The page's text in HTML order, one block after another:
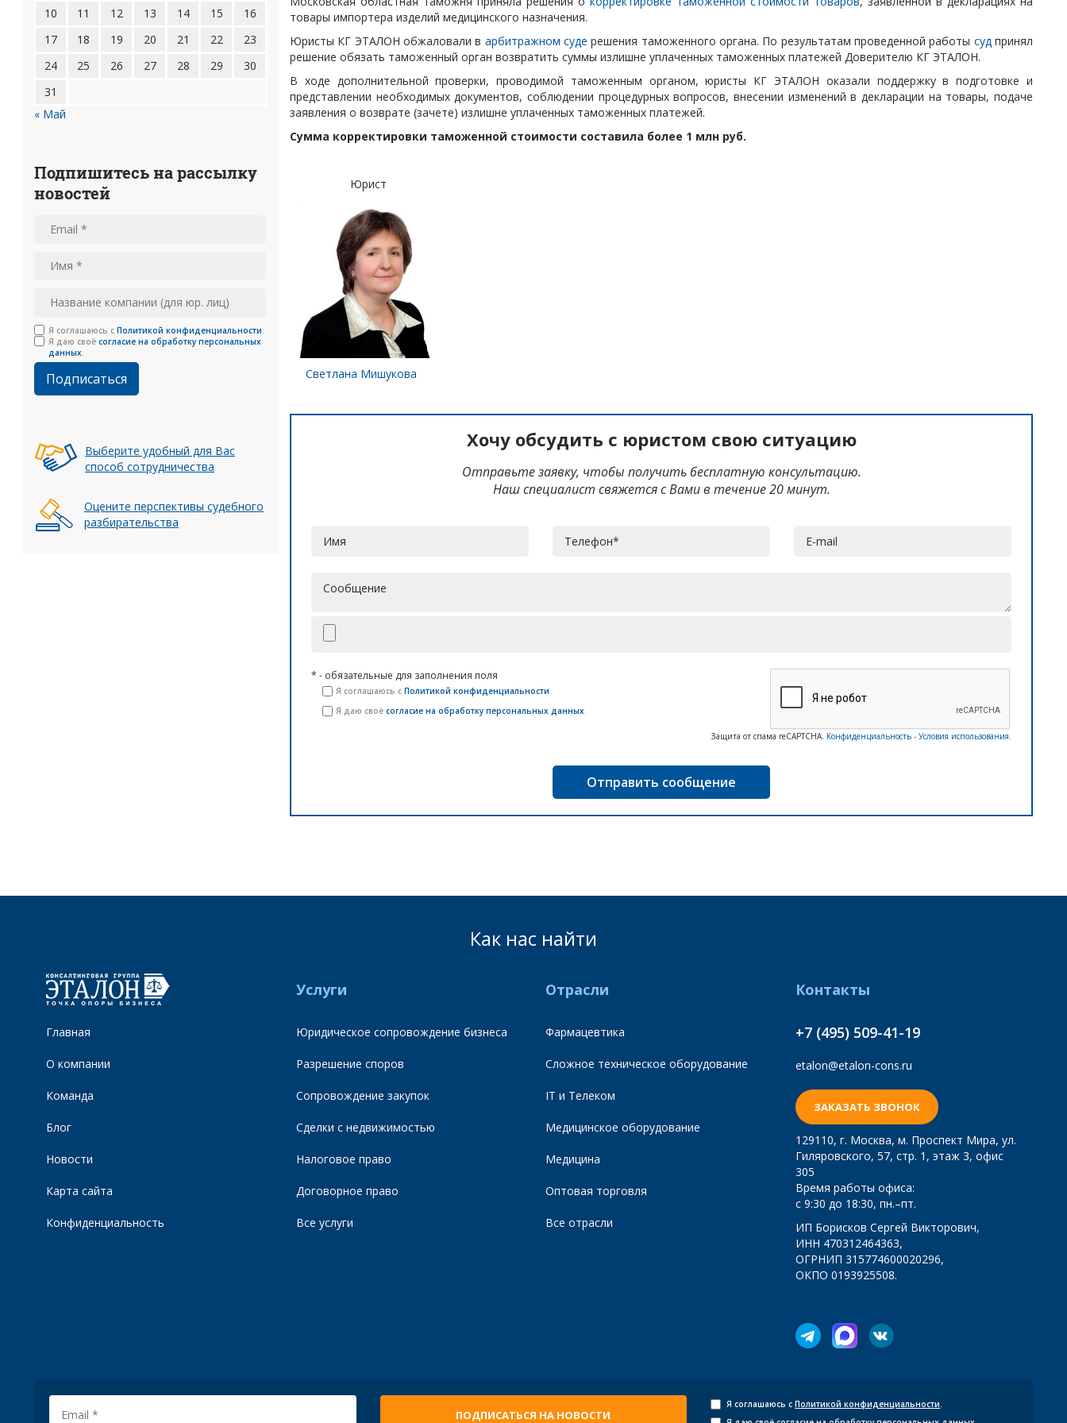
участников
Ликвидация юридического лица
ответственность
« Май
10
11 12 13 14 15
16
17
18 19 20 21 22
23
24
25 26 27 28 29
30
31
Подпишитесь на рассылку
новостей
Я соглашаюсь с Политикой конфиденциальности.
Я даю своё согласие на обработку персональных
данных.
Выберите удобный для Вас
способ сотрудничества
Оцените перспективы судебного
разбирательства
товары импортера изделий медицинского назначения.
Юристы КГ ЭТАЛОН обжаловали в арбитражном суде решения таможенного органа. По результатам проведенной работы судпринял
решение обязать таможенный орган возвратить суммы излишне уплаченных таможенных платежей Доверителю КГ ЭТАЛОН.
В ходе дополнительной проверки, проводимой таможенным органом, юристы КГ ЭТАЛОН оказали поддержку в подготовке и
представлении необходимых документов, соблюдении процедурных вопросов, внесении изменений в декларации на товары, подаче
заявления о возврате (зачете) излишне уплаченных таможенных платежей.
Сумма корректировки таможенной стоимости составила более 1 млн руб.
Юрист
Светлана Мишукова
Хочу обсудить с юристом свою ситуацию
Отправьте заявку, чтобы получить бесплатную консультацию.
Наш специалист свяжется с Вами в течение 20 минут.
* - обязательные для заполнения поля
Я соглашаюсь с Политикой конфиденциальности.
Я даю своё согласие на обработку персональных данных.
Защита от спама reCAPTCHA. Конфиденциальность - Условия использования.
Как нас найти
Главная
О компании
Команда
Блог
Новости
Карта сайта
Конфиденциальность
Услуги
Юридическое сопровождение бизнеса
Разрешение споров
Сопровождение закупок
Сделки с недвижимостью
Налоговое право
Договорное право
Все услуги
Отрасли
Фармацевтика
Сложное техническое оборудование
IT и Телеком
Медицинское оборудование
Медицина
Оптовая торговля
Все отрасли
Контакты
+7 (495) 509-41-19
etalon@etalon-cons.ru
ЗАКАЗАТЬ ЗВОНОК
129110, г. Москва, м. Проспект Мира, ул.
Гиляровского, 57, стр. 1, этаж 3, офис
305
Время работы офиса:
с 9:30 до 18:30, пн.–пт.
ИП Борисков Сергей Викторович,
ИНН 470312464363,
ОГРНИП 315774600020296,
ОКПО 0193925508.
Я соглашаюсь сПолитикой конфиденциальности.